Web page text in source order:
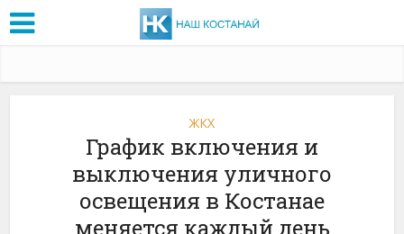
ЖКХ
График включения и
выключения уличного
освещения в Костанае
меняется каждый день